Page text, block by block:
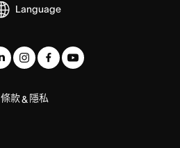
Language
條款& 隱私